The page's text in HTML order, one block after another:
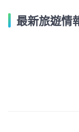
最新旅遊情